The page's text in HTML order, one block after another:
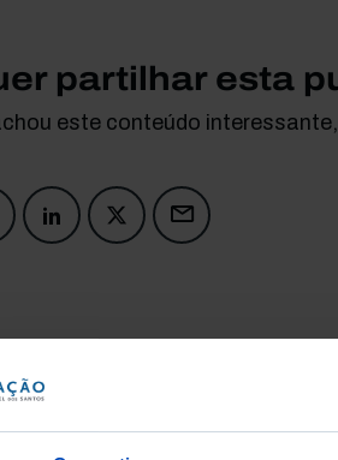
partilhar esta
este conteúdo